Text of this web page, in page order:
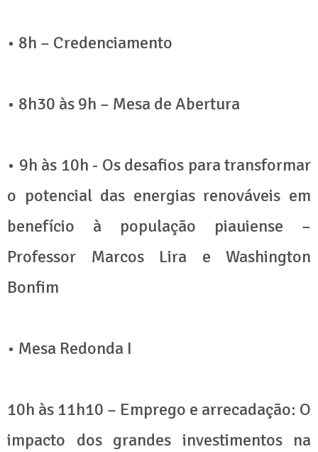
• 8h – Credenciamento
• 8h30 às 9h – Mesa de Abertura
• 9h às 10h - Os desafios para transformar
o potencial das energias renováveis em
benefício à população piauiense –
Professor Marcos Lira e Washington
Bonfim
• Mesa Redonda I
10h às 11h10 – Emprego e arrecadação: O
impacto dos grandes investimentos na